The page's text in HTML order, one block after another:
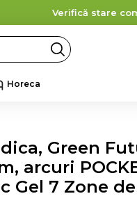
Verifică stare
Horeca
Green
arcuri
Gel 7 Zone